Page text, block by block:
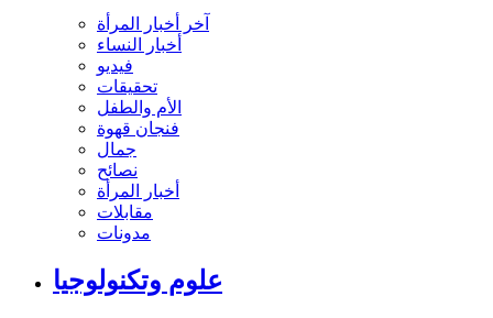
آخر أخبار المرأة
أخبار النساء
فيديو
تحقيقات
الأم والطفل
فنجان قهوة
جمال
نصائح
أخبار المرأة
مقابلات
مدونات
علوم وتكنولوجيا